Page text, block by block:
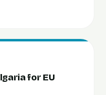
for EU